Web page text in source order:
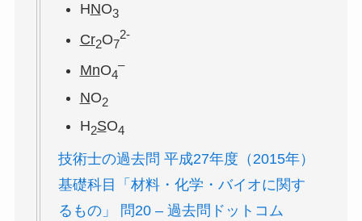
HNO3
Cr2O7
2-
MnO4
–
NO2
H2SO4
技術士の過去問 平成27年度（2015年）
基礎科目「材料・化学・バイオに関す
るもの」 問20 – 過去問ドットコム